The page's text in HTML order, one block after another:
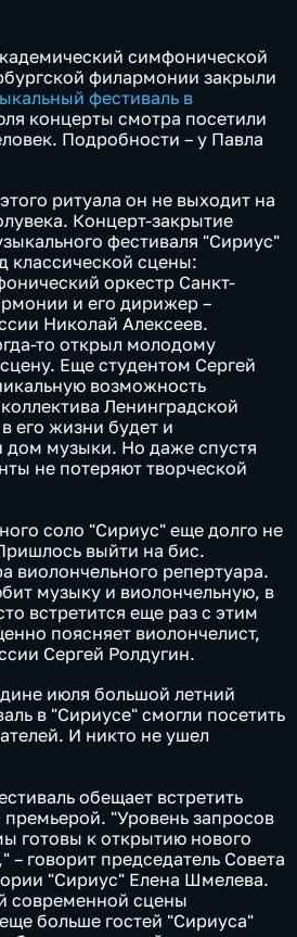
симфонической
филармонии закрыли
фестиваль в
концерты смотра посетили
Подробности – у Павла
ритуала он не выходит на
Концерт-закрытие
фестиваля "Сириус"
классической сцены:
оркестр Санкт-
и его дирижер –
Николай Алексеев.
то открыл молодому
Еще студентом Сергей
возможность
Ленинградской
его жизни будет и
дом музыки. Но даже спустя
не потеряют творческой
соло "Сириус" еще долго не
выйти на бис.
виолончельного репертуара.
музыку и виолончельную, в
встретится еще раз с этим
поясняет виолончелист,
Сергей Ролдугин.
июля большой летний
в "Сириусе" смогли посетить
И никто не ушел
обещает встретить
"Уровень запросов
готовы к открытию нового
– говорит председатель Совета
"Сириус" Елена Шмелева.
современной сцены
больше гостей "Сириуса"